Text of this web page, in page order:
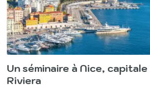
Un séminaire à Nice,
Riviera